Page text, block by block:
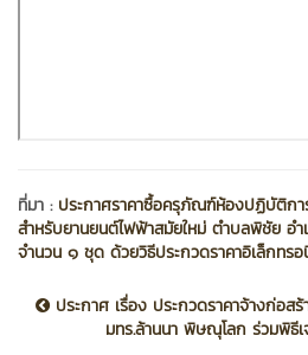
ที่มา : ประกาศราคาซื้อครุภัณฑ์ห้องปฏิบัติก
สำหรับยานยนต์ไฟฟ้าสมัยใหม่ ตำบลพิชัย อำ
จำนวน ๑ ชุด ด้วยวิธีประกวดราคาอิเล็กทร
ประกาศ เรื่อง ประกวดราคาจ้างก่อส
มทร.ล้านนา พิษณุโลก ร่วมพิธี